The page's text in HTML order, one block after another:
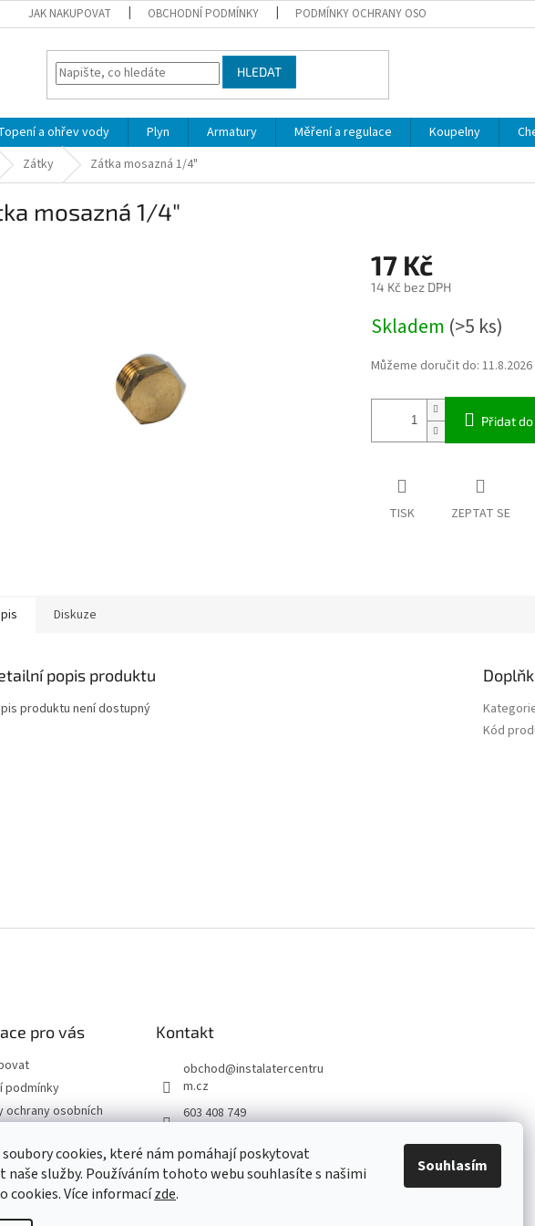
soubory cookies, které nám pomáhají poskytovat
naše služby. Používáním tohoto webu souhlasíte s našimi
cookies. Více informacízde.
Souhlasím
JAK NAKUPOVAT OBCHODNÍ PODMÍNKY PODMÍNKY OCHRANY OSOBNÍCH ÚDAJŮ
HLEDAT
a ohřev vody Plyn Armatury Měření a regulace Koupelny
Zátky Zátka mosazná 1/4"
mosazná 1/4"
17 Kč
14 Kč bez DPH
cena:
Skladem (>5 ks)
Můžeme doručit do: 11.8.2026
Přidat
TISK ZEPTAT SE
Diskuze
popis produktu
produktu není dostupný
Kód
pro vás
podmínky
ochrany osobních
od smlouvy
Kontakt
obchod@instalatercentru
m.cz
603 408 749